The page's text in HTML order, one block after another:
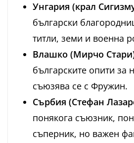
Унгария (крал
български
титли, земи и военна
Влашко (Мирчо
българските опити за
съюзява се с Фружин.
Сърбия (Стефан
понякога съюзник,
съперник, но важен